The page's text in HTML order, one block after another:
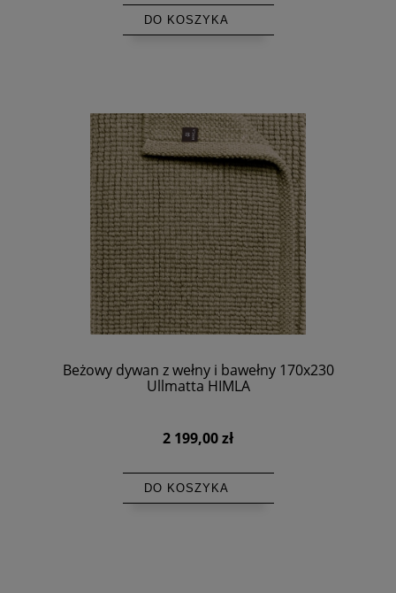
DO KOSZYKA
Beżowy dywan z wełny i bawełny 170x230
Ullmatta HIMLA
2 199,00 zł
DO KOSZYKA